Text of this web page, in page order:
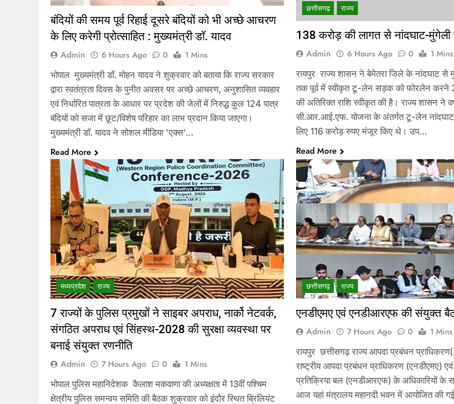
बंदियों की समय पूर्व रिहाई दूसरे बंदियों को भी अच्छे आचरण
के लिए करेगी प्रोत्साहित : मुख्यमंत्री डॉ. यादव
Admin 6 Hours Ago 0
1 Mins
भोपाल मुख्यमंत्री डॉ. मोहन यादव ने शुक्रवार को बताया कि राज्य सरकार
द्वारा स्वतंत्रता दिवस के पुनीत अवसर पर अच्छे आचरण, अनुशासित व्यवहार
एवं निर्धारित पात्रता के आधार पर प्रदेश की जेलों में निरुद्ध कुल 124 पात्र
बंदियों को सजा में छूट/विशेष परिहार का लाभ प्रदान किया जाएगा।
मुख्यमंत्री डॉ. यादव ने सोशल मीडिया 'एक्स'…
Read More
छत्तीसगढ़ राज्य
138 करोड़ की लागत से नांदघाट-मुंगेली
Admin 6 Hours Ago 0
1 Mins
रायपुर राज्य शासन ने बेमेतरा जिले के नांदघाट से
तक पूर्व में स्वीकृत टू-लेन सड़क को फोरलेन करने
की अतिरिक्त राशि स्वीकृत की है। राज्य शासन ने
सी.आर.आई.एफ. योजना के अंतर्गत टू-लेन नांदघाट-
लिए 116 करोड़ रुपए मंजूर किए थे। उप…
Read More
मध्‍यप्रदेश राज्य
7 राज्यों के पुलिस प्रमुखों ने साइबर अपराध, नार्को नेटवर्क,
संगठित अपराध एवं सिंहस्थ-2028 की सुरक्षा व्यवस्था पर
बनाई संयुक्त रणनीति
Admin 7 Hours Ago 0
1 Mins
भोपाल पुलिस महानिदेशक कैलाश मकवाणा की अध्यक्षता में 13वीं पश्चिम
क्षेत्रीय पुलिस समन्वय समिति की बैठक शुक्रवार को इंदौर स्थित ब्रिलियंट
छत्तीसगढ़ राज्य
एनडीएमए एवं एनडीआरएफ की संयुक्त
Admin 7 Hours Ago 0
1 Mins
रायपुर छत्तीसगढ़ राज्य आपदा प्रबंधन
राष्ट्रीय आपदा प्रबंधन प्राधिकरण (एनडीएमए) एवं
प्रतिक्रिया बल (एनडीआरएफ) के अधिकारियों के
आज यहां मंत्रालय महानदी भवन में